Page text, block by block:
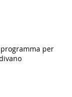
programma per